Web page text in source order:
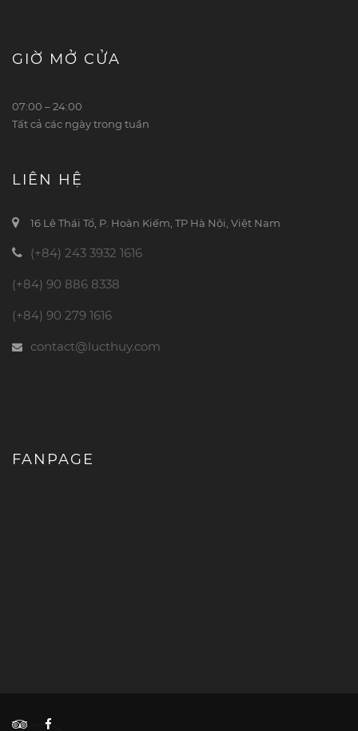
GIỜ MỞ CỬA
07:00 – 24:00
Tất cả các ngày trong tuần
LIÊN HỆ
16 Lê Thái Tổ, P. Hoàn Kiếm, TP Hà Nội, Việt Nam
(+84) 243 3932 1616
(+84) 90 886 8338
(+84) 90 279 1616
contact@lucthuy.com
FANPAGE